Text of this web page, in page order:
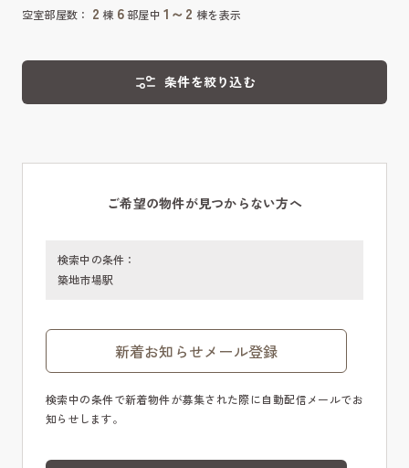
空室部屋数： 2 棟 6部屋中1～2棟を表示
条件を絞り込む
ご希望の物件が見つからない方へ
検索中の条件：
築地市場駅
新着お知らせメール登録
検索中の条件で新着物件が募集された際に自動配信メールでお
知らせします。